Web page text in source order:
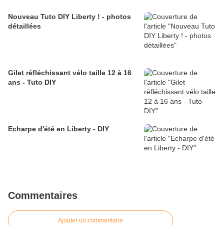
Nouveau Tuto DIY Liberty ! - photos
détaillées
Gilet réfléchissant vélo taille 12 à 16
ans - Tuto DIY
Echarpe d'été en Liberty - DIY
Commentaires
Ajouter un commentaire